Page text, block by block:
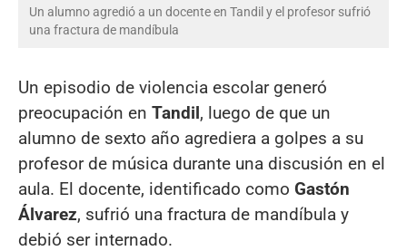
Un alumno agredió a un docente en Tandil y el profesor sufrió
una fractura de mandíbula
Un episodio de violencia escolar generó
preocupación en Tandil, luego de que un
alumno de sexto año agrediera a golpes a su
profesor de música durante una discusión en el
aula. El docente, identificado como Gastón
Álvarez, sufrió una fractura de mandíbula y
debió ser internado.